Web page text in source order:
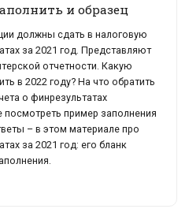
и образец
должны сдать в налоговую
за 2021 год. Представляют
отчетности. Какую
в 2022 году? На что обратить
о финрезультатах
посмотреть пример заполнения
– в этом материале про
за 2021 год: его бланк